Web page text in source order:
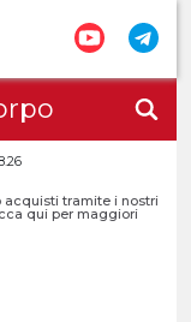
acquisti tramite i nostri
qui per maggiori